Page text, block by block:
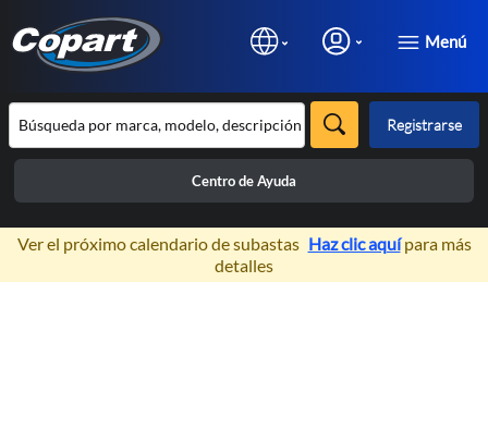
Menú
Registrarse
Centro de Ayuda
×
Ver el próximo calendario de subastas Haz clic aquípara más
detalles